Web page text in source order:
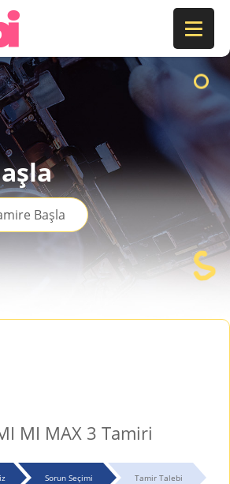
Başla
MI MAX 3 Tamiri
Sorun Seçimi Tamir Talebi